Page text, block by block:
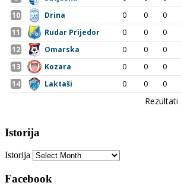
Istorija
Istorija
Facebook